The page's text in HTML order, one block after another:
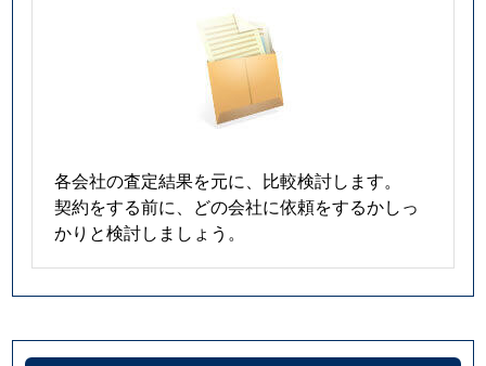
各会社の査定結果を元に、比較検討します。
契約をする前に、どの会社に依頼をするかしっ
かりと検討しましょう。